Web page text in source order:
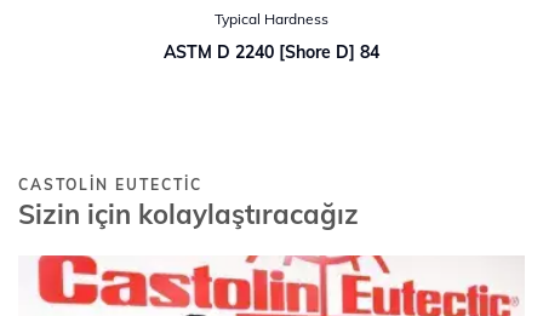
Typical Hardness
ASTM D 2240 [Shore D] 84
CASTOLIN EUTECTIC
Sizin için kolaylaştıracağız